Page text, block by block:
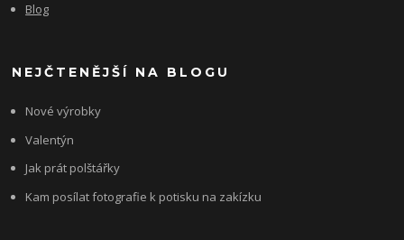
Blog
NEJČTENĚJŠÍ NA BLOGU
Nové výrobky
Valentýn
Jak prát polštářky
Kam posílat fotografie k potisku na zakízku